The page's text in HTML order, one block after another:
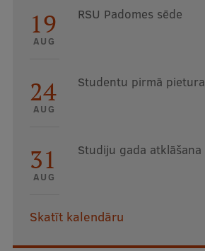
19
AUG
RSU Padomes sēde
24
AUG
Studentu pirmā
31
AUG
Studiju gada
Skatīt kalendāru